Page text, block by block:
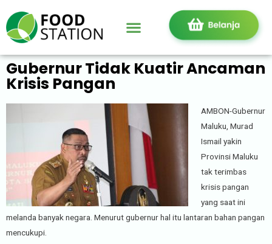
Gubernur Tidak Kuatir Ancaman
Krisis Pangan
AMBON-Gubernur
Maluku, Murad
Ismail yakin
Provinsi Maluku
tak terimbas
krisis pangan
yang saat ini
melanda banyak negara. Menurut gubernur hal itu lantaran bahan pangan
mencukupi.